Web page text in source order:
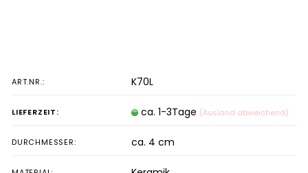
ART.NR.: K70L
LIEFERZEIT: ca. 1-3Tage (Ausland abweichend)
DURCHMESSER: ca. 4 cm